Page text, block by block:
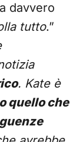
davvero
tutto.”
. Kate è
quello che